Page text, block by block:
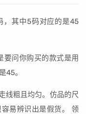
，其中5码对应的是45
问你购买的款式是用
45。
线粗且均匀。仿品的尺
易辨识出是假货。 领